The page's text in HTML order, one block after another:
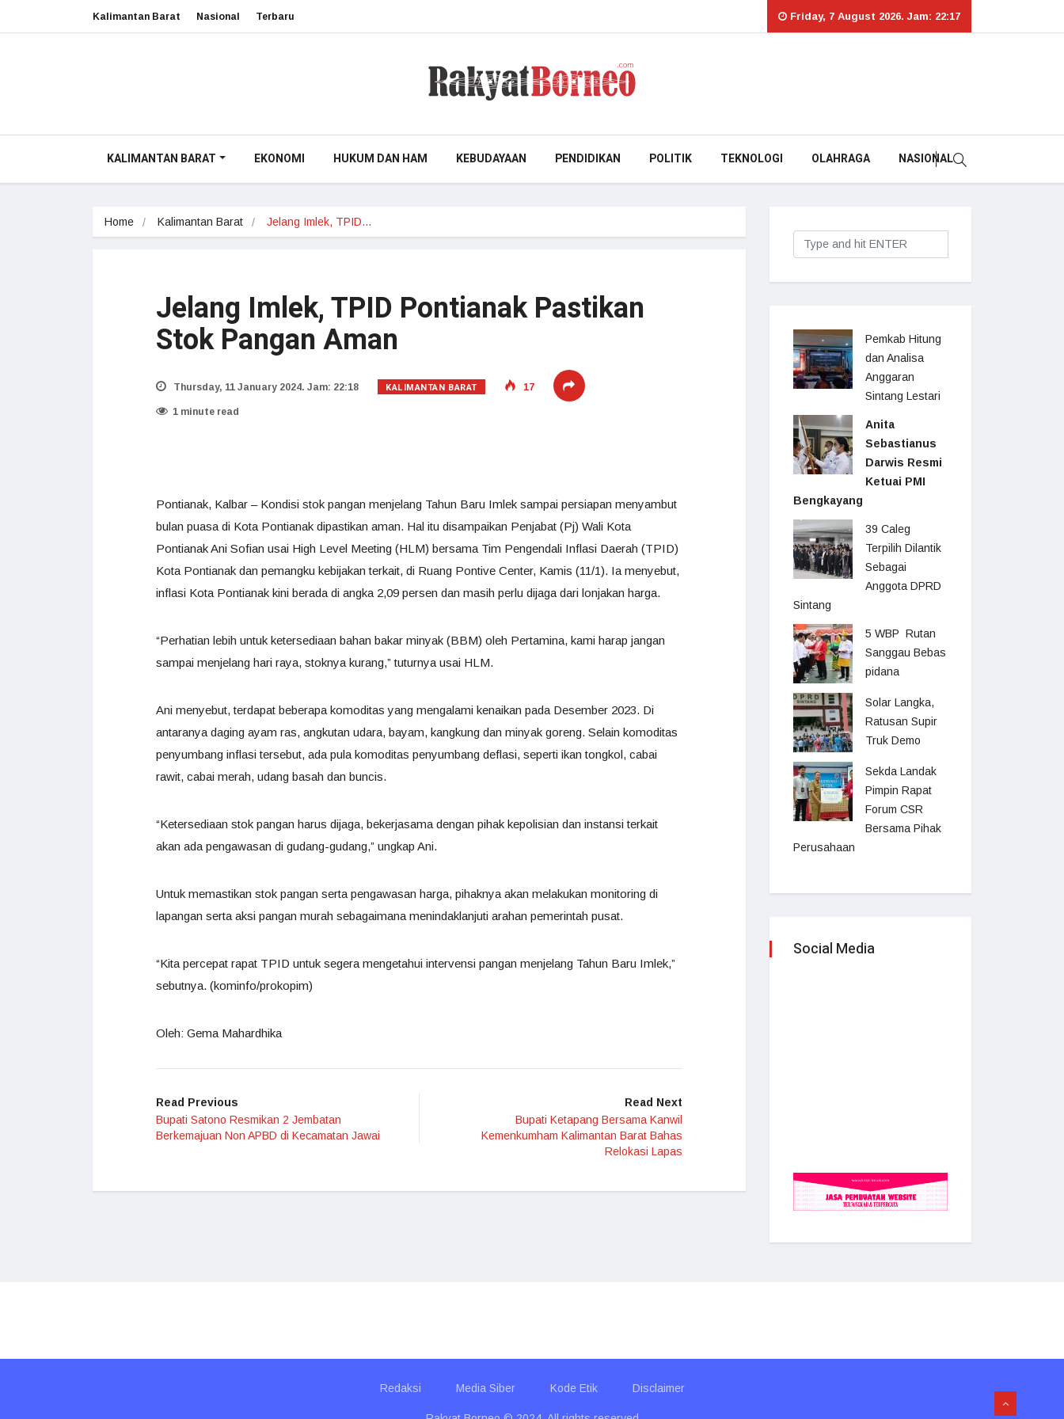
Kalimantan Barat Nasional Terbaru Friday, 7 August 2026. Jam: 22:17
KALIMANTAN BARAT EKONOMI HUKUM DAN HAM KEBUDAYAAN PENDIDIKAN POLITIK TEKNOLOGI OLAHRAGA NASIONAL
Home Kalimantan Barat Jelang Imlek, TPID…
Jelang Imlek, TPID Pontianak Pastikan
Stok Pangan Aman
Thursday, 11 January 2024. Jam: 22:18 KALIMANTAN BARAT 17
1 minute read
Pontianak, Kalbar – Kondisi stok pangan menjelang Tahun Baru Imlek sampai persiapan menyambut
bulan puasa di Kota Pontianak dipastikan aman. Hal itu disampaikan Penjabat (Pj) Wali Kota
Pontianak Ani Sofian usai High Level Meeting (HLM) bersama Tim Pengendali Inflasi Daerah (TPID)
Kota Pontianak dan pemangku kebijakan terkait, di Ruang Pontive Center, Kamis (11/1). Ia menyebut,
inflasi Kota Pontianak kini berada di angka 2,09 persen dan masih perlu dijaga dari lonjakan harga.
“Perhatian lebih untuk ketersediaan bahan bakar minyak (BBM) oleh Pertamina, kami harap jangan
sampai menjelang hari raya, stoknya kurang,” tuturnya usai HLM.
Ani menyebut, terdapat beberapa komoditas yang mengalami kenaikan pada Desember 2023. Di
antaranya daging ayam ras, angkutan udara, bayam, kangkung dan minyak goreng. Selain komoditas
penyumbang inflasi tersebut, ada pula komoditas penyumbang deflasi, seperti ikan tongkol, cabai
rawit, cabai merah, udang basah dan buncis.
“Ketersediaan stok pangan harus dijaga, bekerjasama dengan pihak kepolisian dan instansi terkait
akan ada pengawasan di gudang-gudang,” ungkap Ani.
Untuk memastikan stok pangan serta pengawasan harga, pihaknya akan melakukan monitoring di
lapangan serta aksi pangan murah sebagaimana menindaklanjuti arahan pemerintah pusat.
“Kita percepat rapat TPID untuk segera mengetahui intervensi pangan menjelang Tahun Baru Imlek,”
sebutnya. (kominfo/prokopim)
Oleh: Gema Mahardhika
Read Previous
Bupati Satono Resmikan 2 Jembatan
Berkemajuan Non APBD di Kecamatan Jawai
Read Next
Bupati Ketapang Bersama Kanwil
Kemenkumham Kalimantan Barat Bahas
Relokasi Lapas
Pemkab Hitung
dan Analisa
Anggaran
Sintang Lestari
Anita
Sebastianus
Darwis Resmi
Ketuai PMI
Bengkayang
39 Caleg
Terpilih Dilantik
Sebagai
Anggota DPRD
Sintang
5 WBP Rutan
Sanggau Bebas
pidana
Solar Langka,
Ratusan Supir
Truk Demo
Sekda Landak
Pimpin Rapat
Forum CSR
Bersama Pihak
Perusahaan
Social Media
Redaksi Media Siber Kode Etik Disclaimer